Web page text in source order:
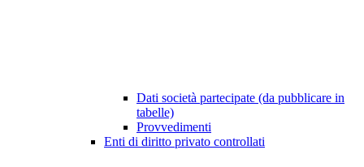
Dati società partecipate (da pubblicare in
tabelle)
Provvedimenti
Enti di diritto privato controllati